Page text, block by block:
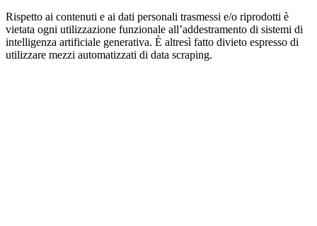
Rispetto ai contenuti e ai dati personali trasmessi e/o riprodotti è
vietata ogni utilizzazione funzionale all’addestramento di sistemi di
intelligenza artificiale generativa. È altresì fatto divieto espresso di
utilizzare mezzi automatizzati di data scraping.